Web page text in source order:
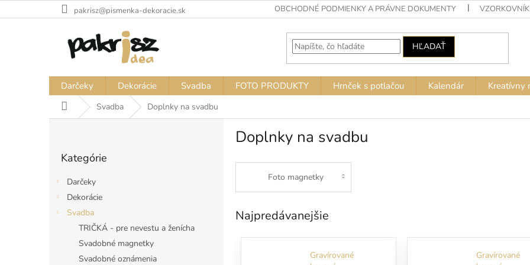
na
pakrisz@pismenka-dekoracie.sk OBCHODNÉ PODMIENKY A PRÁVNE DOKUMENTY VZORKOVNÍK
HĽADAŤ
Darčeky Dekorácie Svadba FOTO PRODUKTY Hrnček s potlačou Kalendár Kreatívny
DomovSvadba Doplnky na svadbu
kategórie
Kategórie
Darčeky
Dekorácie
Svadba
TRIČKÁ - pre nevestu a ženícha
Svadobné magnetky
Svadobné oznámenia
Doplnky na svadbu
Foto magnetky
Najpredávanejšie
Gravírované
Gravírované